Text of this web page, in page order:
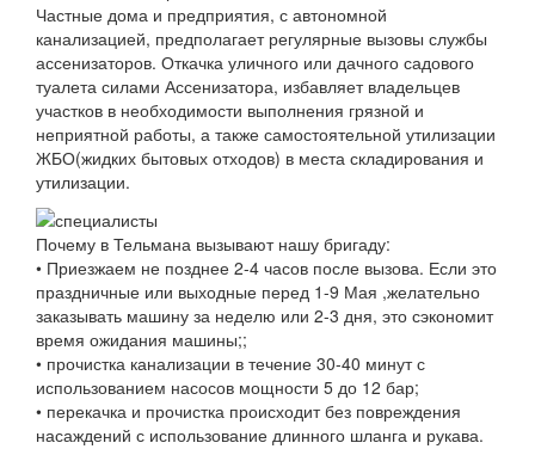
Частные дома и предприятия, с автономной
канализацией, предполагает регулярные вызовы службы
ассенизаторов. Откачка уличного или дачного садового
туалета силами Ассенизатора, избавляет владельцев
участков в необходимости выполнения грязной и
неприятной работы, а также самостоятельной утилизации
ЖБО(жидких бытовых отходов) в места складирования и
утилизации.
Почему в Тельмана вызывают нашу бригаду:
• Приезжаем не позднее 2-4 часов после вызова. Если это
праздничные или выходные перед 1-9 Мая ,желательно
заказывать машину за неделю или 2-3 дня, это сэкономит
время ожидания машины;;
• прочистка канализации в течение 30-40 минут с
использованием насосов мощности 5 до 12 бар;
• перекачка и прочистка происходит без повреждения
насаждений с использование длинного шланга и рукава.